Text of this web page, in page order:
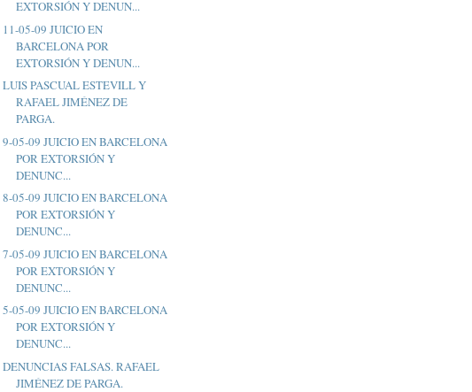
EXTORSIÓN Y DENUN...
11-05-09 JUICIO EN
BARCELONA POR
EXTORSIÓN Y DENUN...
LUIS PASCUAL ESTEVILL Y
RAFAEL JIMÉNEZ DE
PARGA.
9-05-09 JUICIO EN BARCELONA
POR EXTORSIÓN Y
DENUNC...
8-05-09 JUICIO EN BARCELONA
POR EXTORSIÓN Y
DENUNC...
7-05-09 JUICIO EN BARCELONA
POR EXTORSIÓN Y
DENUNC...
5-05-09 JUICIO EN BARCELONA
POR EXTORSIÓN Y
DENUNC...
DENUNCIAS FALSAS. RAFAEL
JIMÉNEZ DE PARGA.